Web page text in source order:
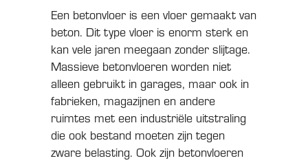
Een betonvloer is een vloer gemaakt van
beton. Dit type vloer is enorm sterk en
kan vele jaren meegaan zonder slijtage.
Massieve betonvloeren worden niet
alleen gebruikt in garages, maar ook in
fabrieken, magazijnen en andere
ruimtes met een industriële uitstraling
die ook bestand moeten zijn tegen
zware belasting. Ook zijn betonvloeren